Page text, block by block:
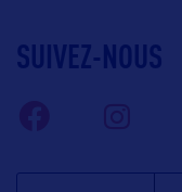
SUIVEZ-NOUS